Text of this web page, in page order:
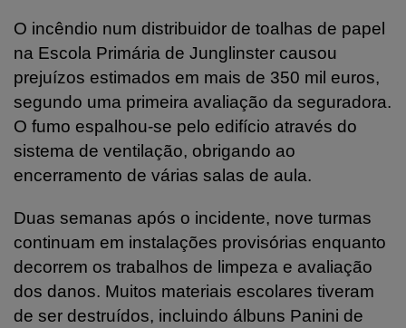
O incêndio num distribuidor de toalhas de papel
na Escola Primária de Junglinster causou
prejuízos estimados em mais de 350 mil euros,
segundo uma primeira avaliação da seguradora.
O fumo espalhou-se pelo edifício através do
sistema de ventilação, obrigando ao
encerramento de várias salas de aula.
Duas semanas após o incidente, nove turmas
continuam em instalações provisórias enquanto
decorrem os trabalhos de limpeza e avaliação
dos danos. Muitos materiais escolares tiveram
de ser destruídos, incluindo álbuns Panini de